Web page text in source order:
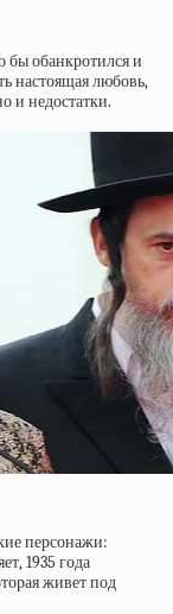
бы обанкротился и
настоящая любовь,
и недостатки.
персонажи:
1935 года
живет под